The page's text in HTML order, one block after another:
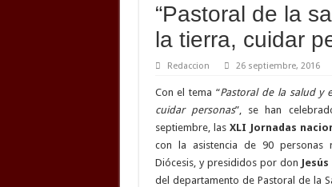
“Pastoral de la
la tierra, cuidar
Redaccion 26 septiembre, 2016
Con el tema “Pastoral de la salud y
cuidar personas”, se han
septiembre, lasXLI Jornadas
con la asistencia de 90 personas
Diócesis, y presididos por don
del departamento de Pastoral de la